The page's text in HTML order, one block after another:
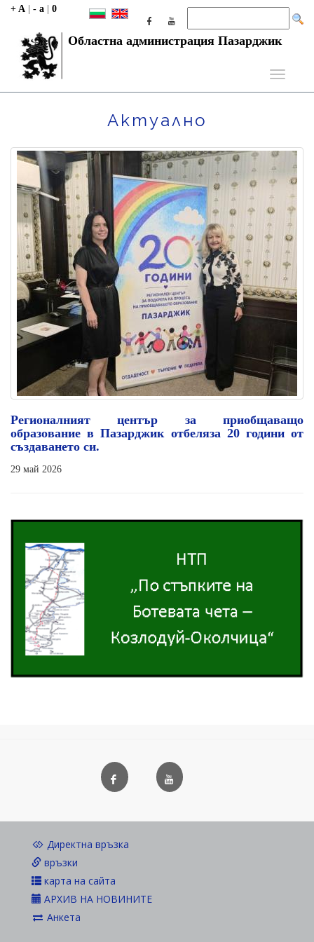
+ A - a 0
Областна администрация Пазарджик
Toggle
Актуално
Регионалният център за приобщаващо
образование в Пазарджик отбеляза 20 години от
създаването си.
29 май 2026
Директна връзка
връзки
карта на сайта
АРХИВ НА НОВИНИТЕ
Анкета